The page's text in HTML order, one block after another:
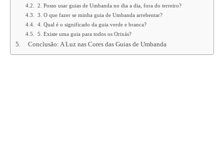
2. Posso usar guias de Umbanda no dia a dia, fora do terreiro?
3. O que fazer se minha guia de Umbanda arrebentar?
4. Qual é o significado da guia verde e branca?
5. Existe uma guia para todos os Orixás?
Conclusão: A Luz nas Cores das Guias de Umbanda